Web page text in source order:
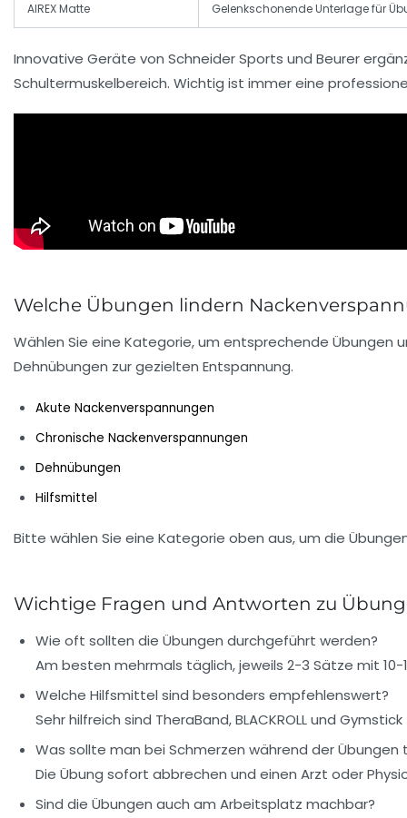
AIREX Matte Gelenkschonende Unterlage für
Innovative Geräte von Schneider Sports und Beurer
Schultermuskelbereich. Wichtig ist immer eine
Welche Übungen lindern
Wählen Sie eine Kategorie, um entsprechende Übungen
Dehnübungen zur gezielten Entspannung.
Akute Nackenverspannungen
Chronische Nackenverspannungen
Dehnübungen
Hilfsmittel
Bitte wählen Sie eine Kategorie oben aus, um die
Wichtige Fragen und Antworten zu
Wie oft sollten die Übungen durchgeführt werden?
Am besten mehrmals täglich, jeweils 2-3 Sätze mit
Welche Hilfsmittel sind besonders empfehlenswert?
Sehr hilfreich sind TheraBand, BLACKROLL und
Was sollte man bei Schmerzen während der Übungen
Die Übung sofort abbrechen und einen Arzt oder
Sind die Übungen auch am Arbeitsplatz machbar?